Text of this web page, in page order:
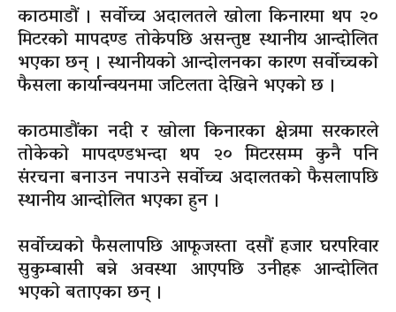
काठमाडौं । सर्वोच्च अदालतले खोला किनारमा थप २०
मिटरको मापदण्ड तोकेपछि असन्तुष्ट स्थानीय आन्दोलित
भएका छन् । स्थानीयको आन्दोलनका कारण सर्वोच्चको
फैसला कार्यान्वयनमा जटिलता देखिने भएको छ ।
काठमाडौंका नदी र खोला किनारका क्षेत्रमा सरकारले
तोकेको मापदण्डभन्दा थप २० मिटरसम्म कुनै पनि
संरचना बनाउन नपाउने सर्वोच्च अदालतको फैसलापछि
स्थानीय आन्दोलित भएका हुन ।
सर्वोच्चको फैसलापछि आफूजस्ता दसौं हजार घरपरिवार
सुकुम्बासी बन्ने अवस्था आएपछि उनीहरू आन्दोलित
भएको बताएका छन् ।